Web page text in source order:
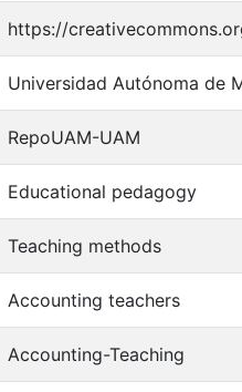
https://
Universidad Autónoma de
RepoUAM-UAM
Educational pedagogy
Teaching methods
Accounting teachers
Accounting-Teaching